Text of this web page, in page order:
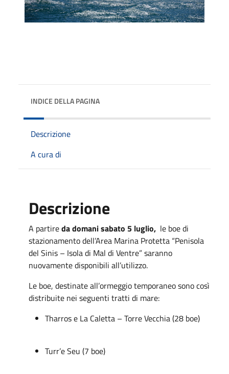
INDICE DELLA PAGINA
Descrizione
A cura di
Descrizione
A partireda domani sabato 5 luglio, le boe di
stazionamento dell’Area Marina Protetta “Penisola
del Sinis – Isola di Mal di Ventre” saranno
nuovamente disponibili all’utilizzo.
Le boe, destinate all’ormeggio temporaneo sono così
distribuite nei seguenti tratti di mare:
Tharros e La Caletta – Torre Vecchia (28 boe)
Turr’e Seu (7 boe)